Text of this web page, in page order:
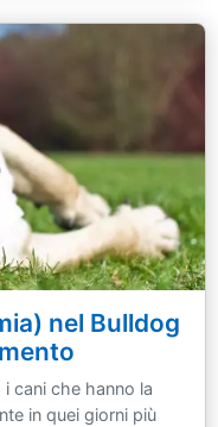
nel Bulldog
cani che hanno la
in quei giorni più